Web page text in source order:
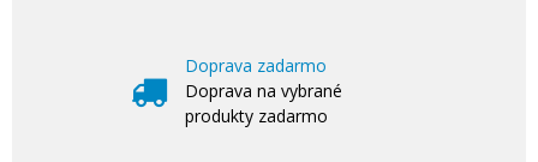
Doprava zadarmo
Doprava na vybrané
produkty zadarmo